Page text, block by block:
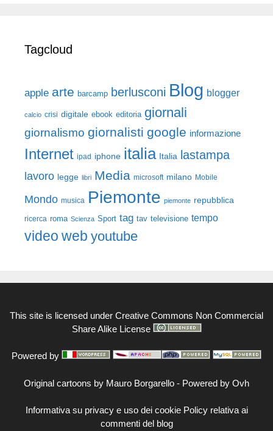
Tagcloud
apple arte barcamp berlusconi Blog blogger
calcio crisi digitale ebook editoria giornali
giornalismo giornalisti google informazione
Internet ipad iphone italia Italia lastampa
lavoro legge libri Media microsoft milano Mobile
Mondo musica Piemonte piemonte repubblica
ricerca roma Scienza Sport tag tav televisione tempo
video web youtube
This site is licensed under Creative Commons Non Commercial
Share Alike License
Powered by
Original cartoons by Mauro Borgarello - Powered by Ovh
Informativa su privacy e uso dei cookie Policy relativa ai
commenti del blog